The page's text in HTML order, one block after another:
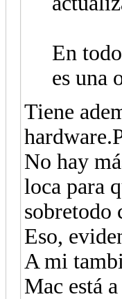
En
es una
Tiene
No hay
loca para
sobretodo
Eso,
A mi
Mac está